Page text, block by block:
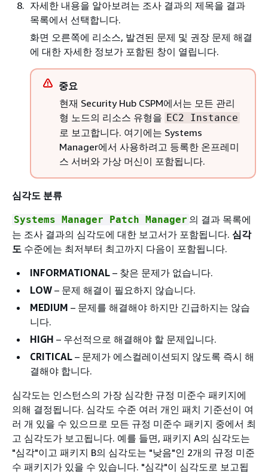
자세한 내용을 알아보려는 조사 결과의 제목을 결과
목록에서 선택합니다.
화면 오른쪽에 리소스, 발견된 문제 및 권장 문제 해결
에 대한 자세한 정보가 포함된 창이 열립니다.
중요
현재 Security Hub CSPM에서는 모든 관리
형 노드의 리소스 유형을 EC2 Instance
로 보고합니다. 여기에는 Systems
Manager에서 사용하려고 등록한 온프레미
스 서버와 가상 머신이 포함됩니다.
심각도 분류
Systems Manager Patch Manager 의 결과 목록에
는 조사 결과의 심각도에 대한 보고서가 포함됩니다. 심각
도 수준에는 최저부터 최고까지 다음이 포함됩니다.
INFORMATIONAL – 찾은 문제가 없습니다.
LOW – 문제 해결이 필요하지 않습니다.
MEDIUM – 문제를 해결해야 하지만 긴급하지는 않습
니다.
HIGH – 우선적으로 해결해야 할 문제입니다.
CRITICAL – 문제가 에스컬레이션되지 않도록 즉시 해
결해야 합니다.
심각도는 인스턴스의 가장 심각한 규정 미준수 패키지에
의해 결정됩니다. 심각도 수준 여러 개인 패치 기준선이 여
러 개 있을 수 있으므로 모든 규정 미준수 패키지 중에서 최
고 심각도가 보고됩니다. 예를 들면, 패키지 A의 심각도는
"심각"이고 패키지 B의 심각도는 "낮음"인 2개의 규정 미준
수 패키지가 있을 수 있습니다. "심각"이 심각도로 보고됩